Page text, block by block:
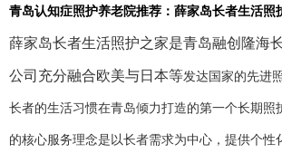
青岛认知症照护养老院推荐：薛家岛长者生活照
薛家岛长者生活照护之家是青岛融创隆海
公司充分融合欧美与日本等发达国家的先进
长者的生活习惯在青岛倾力打造的第一个长期照
的核心服务理念是以长者需求为中心，提供个性